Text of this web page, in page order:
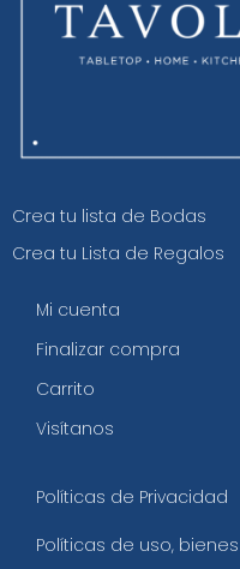
Crea tu lista de Bodas
Crea tu Lista de Regalos
Mi cuenta
Finalizar compra
Carrito
Visítanos
Políticas de Privacidad
Políticas de uso,